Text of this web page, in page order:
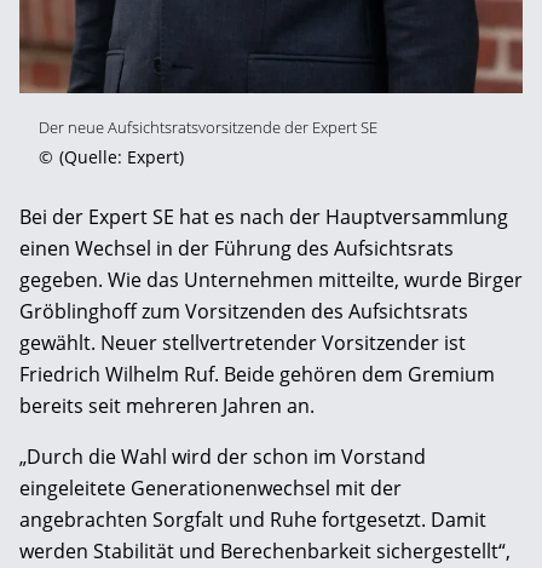
Der neue Aufsichtsratsvorsitzende der Expert SE
© (Quelle: Expert)
Bei der Expert SE hat es nach der Hauptversammlung
einen Wechsel in der Führung des Aufsichtsrats
gegeben. Wie das Unternehmen mitteilte, wurde Birger
Gröblinghoff zum Vorsitzenden des Aufsichtsrats
gewählt. Neuer stellvertretender Vorsitzender ist
Friedrich Wilhelm Ruf. Beide gehören dem Gremium
bereits seit mehreren Jahren an.
„Durch die Wahl wird der schon im Vorstand
eingeleitete Generationenwechsel mit der
angebrachten Sorgfalt und Ruhe fortgesetzt. Damit
werden Stabilität und Berechenbarkeit sichergestellt“,